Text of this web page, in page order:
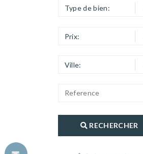
Type de bien:
Prix:
Ville:
RECHERCHER